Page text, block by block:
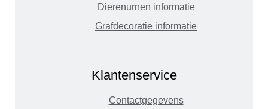
Dierenurnen informatie
Grafdecoratie informatie
Klantenservice
Contactgegevens